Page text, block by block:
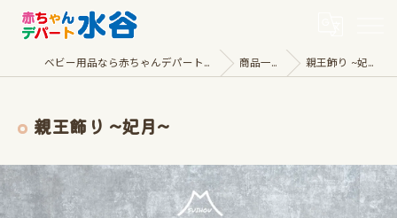
ベビー用品なら赤ちゃんデパート水谷 商品一覧 親王飾り ~妃月~
親王飾り ~妃月~